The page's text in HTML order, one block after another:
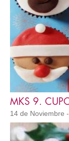
MKS 9.
14 de Noviembre